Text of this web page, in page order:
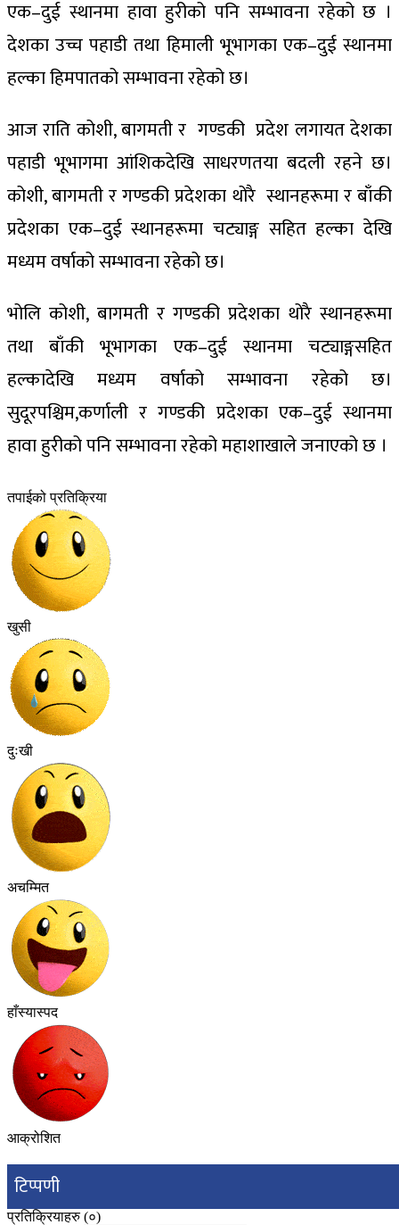
एक–दुई स्थानमा हावा हुरीको पनि सम्भावना रहेको छ ।
देशका उच्च पहाडी तथा हिमाली भूभागका एक–दुई स्थानमा
हल्का हिमपातको सम्भावना रहेको छ।
आज राति कोशी, बागमती र गण्डकी प्रदेश लगायत देशका
पहाडी भूभागमा आंशिकदेखि साधरणतया बदली रहने छ।
कोशी, बागमती र गण्डकी प्रदेशका थोरै स्थानहरूमा र बाँकी
प्रदेशका एक–दुई स्थानहरूमा चट्याङ्ग सहित हल्का देखि
मध्यम वर्षाको सम्भावना रहेको छ।
भोलि कोशी, बागमती र गण्डकी प्रदेशका थोरै स्थानहरूमा
तथा बाँकी भूभागका एक–दुई स्थानमा चट्याङ्गसहित
हल्कादेखि मध्यम वर्षाको सम्भावना रहेको छ।
सुदूरपश्चिम,कर्णाली र गण्डकी प्रदेशका एक–दुई स्थानमा
हावा हुरीको पनि सम्भावना रहेको महाशाखाले जनाएको छ ।
तपाईको प्रतिक्रिया
खुसी
दुःखी
अचम्मित
हाँस्यास्पद
आक्रोशित
टिप्पणी
प्रतिक्रियाहरु (०)